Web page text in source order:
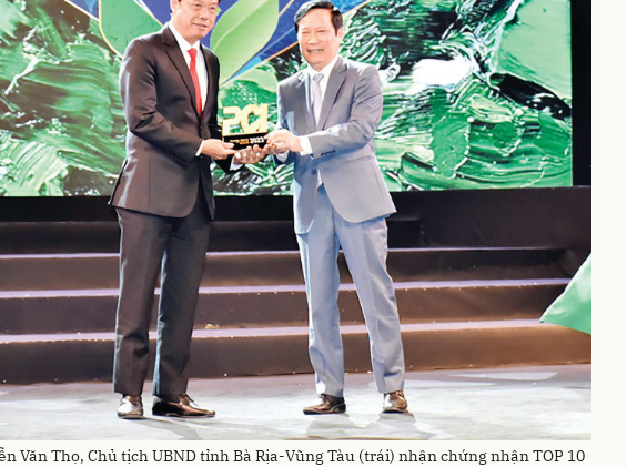
Văn Thọ, Chủ tịch UBND tỉnh Bà Rịa-Vũng Tàu (trái) nhận chứng nhận TOP 10